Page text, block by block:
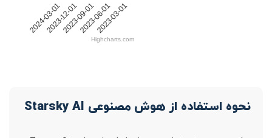
2024-03-01
2023-12-012023-09-012023-06-012023-03-01
Highcharts.com
نحوه استفاده از هوش مصنوعی Starsky AI